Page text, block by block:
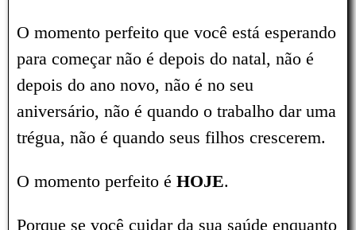
O momento perfeito que você está esperando
para começar não é depois do natal, não é
depois do ano novo, não é no seu
aniversário, não é quando o trabalho dar uma
trégua, não é quando seus filhos crescerem.
O momento perfeito é HOJE.
Porque se você cuidar da sua saúde enquanto